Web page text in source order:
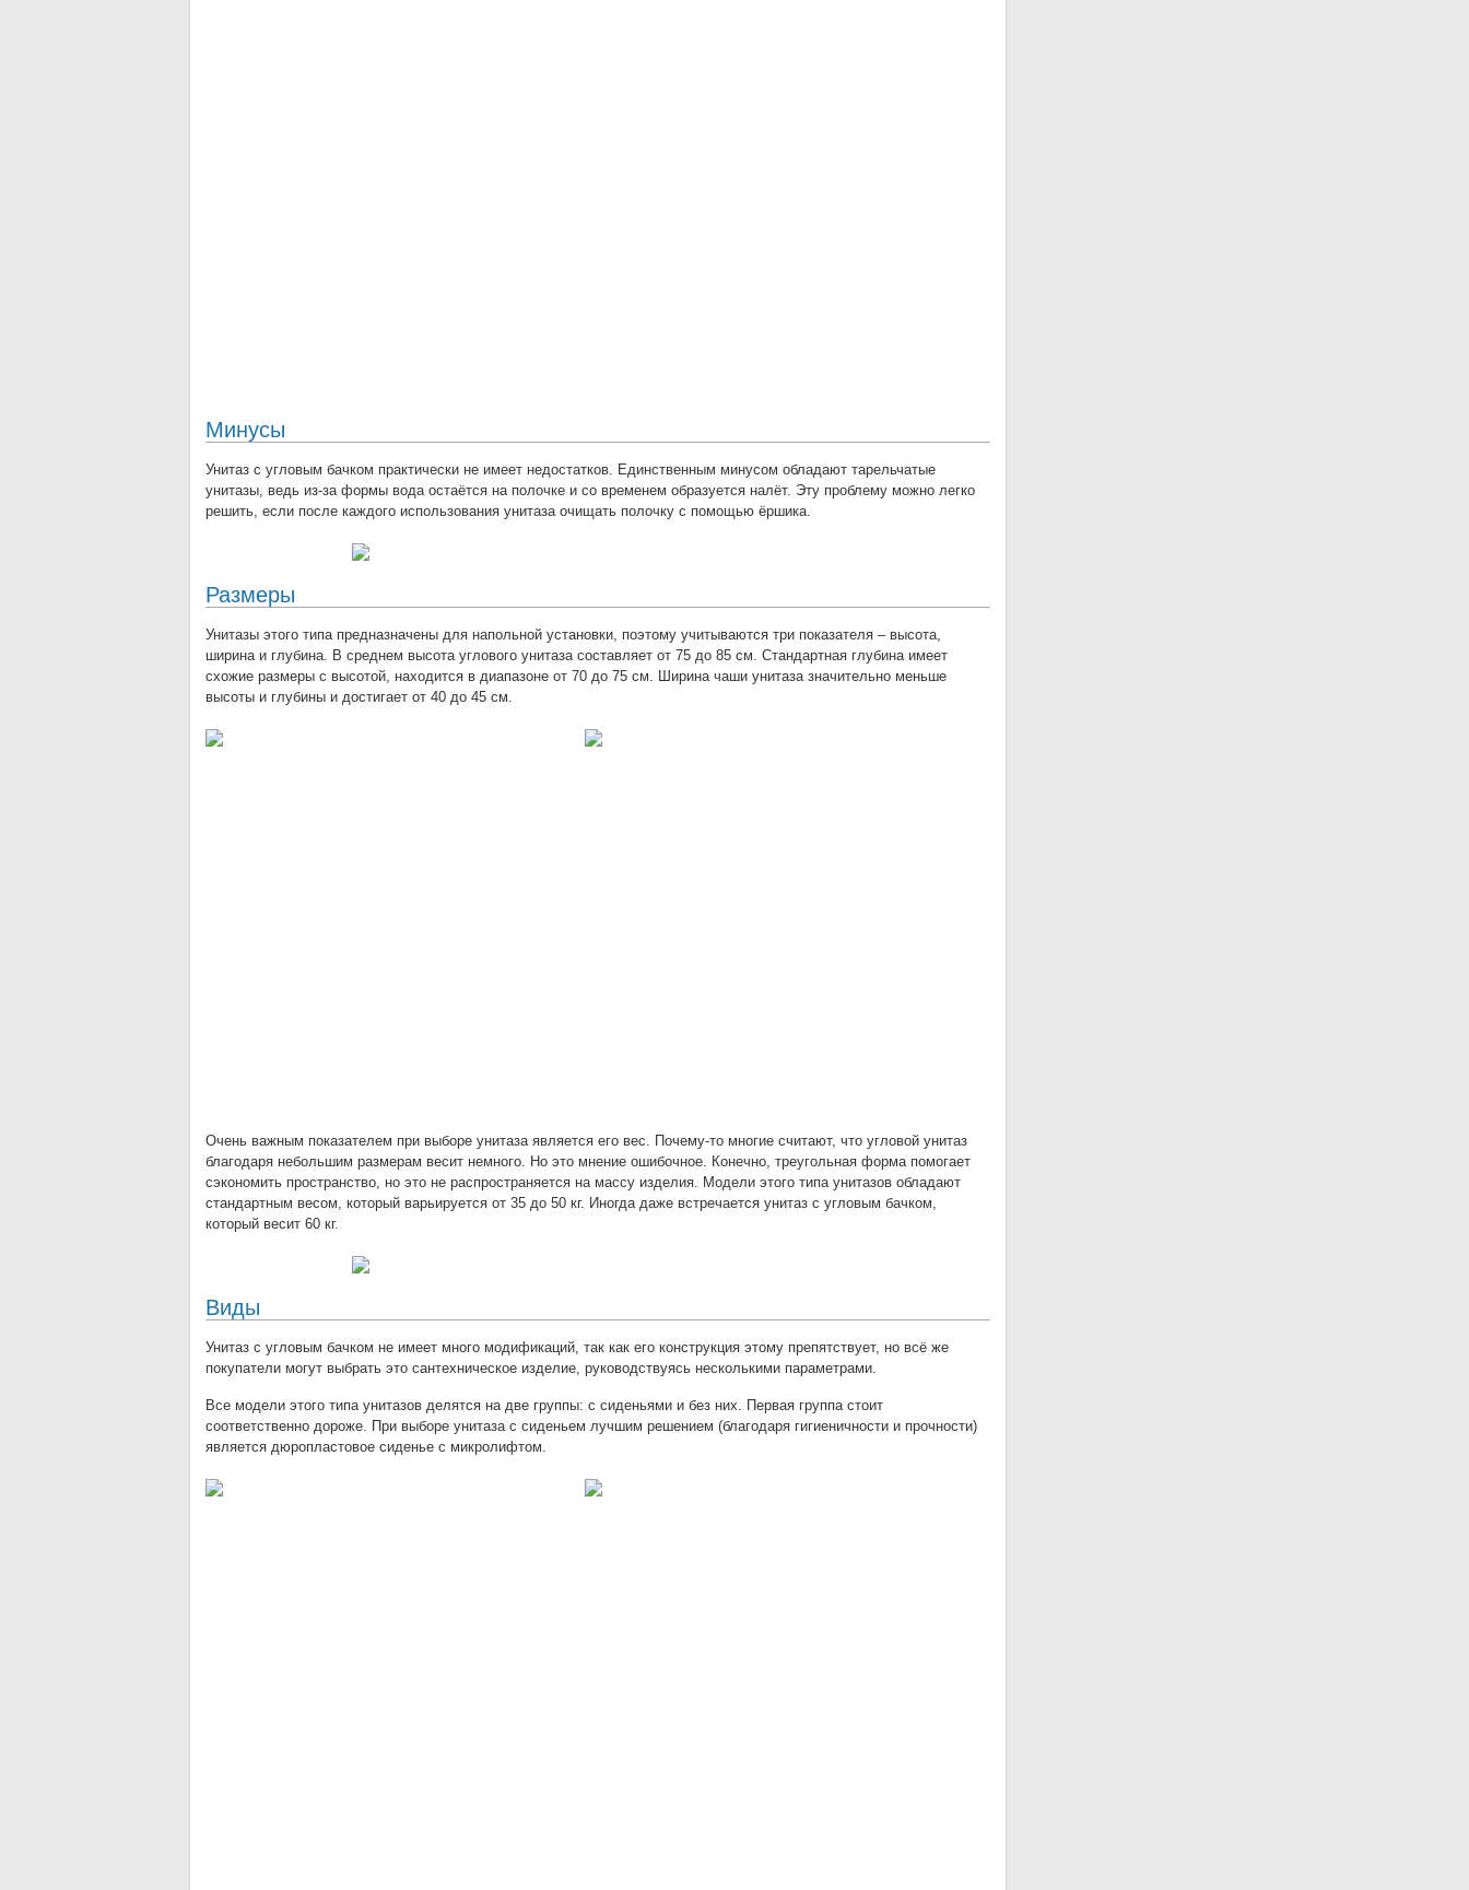
Минусы
Унитаз с угловым бачком практически не имеет недостатков. Единственным минусом обладают тарельчатые
унитазы, ведь из-за формы вода остаётся на полочке и со временем образуется налёт. Эту проблему можно легко
решить, если после каждого использования унитаза очищать полочку с помощью ёршика.
Размеры
Унитазы этого типа предназначены для напольной установки, поэтому учитываются три показателя – высота,
ширина и глубина. В среднем высота углового унитаза составляет от 75 до 85 см. Стандартная глубина имеет
схожие размеры с высотой, находится в диапазоне от 70 до 75 см. Ширина чаши унитаза значительно меньше
высоты и глубины и достигает от 40 до 45 см.
Очень важным показателем при выборе унитаза является его вес. Почему-то многие считают, что угловой унитаз
благодаря небольшим размерам весит немного. Но это мнение ошибочное. Конечно, треугольная форма помогает
сэкономить пространство, но это не распространяется на массу изделия. Модели этого типа унитазов обладают
стандартным весом, который варьируется от 35 до 50 кг. Иногда даже встречается унитаз с угловым бачком,
который весит 60 кг.
Виды
Унитаз с угловым бачком не имеет много модификаций, так как его конструкция этому препятствует, но всё же
покупатели могут выбрать это сантехническое изделие, руководствуясь несколькими параметрами.
Все модели этого типа унитазов делятся на две группы: с сиденьями и без них. Первая группа стоит
соответственно дороже. При выборе унитаза с сиденьем лучшим решением (благодаря гигиеничности и прочности)
является дюропластовое сиденье с микролифтом.